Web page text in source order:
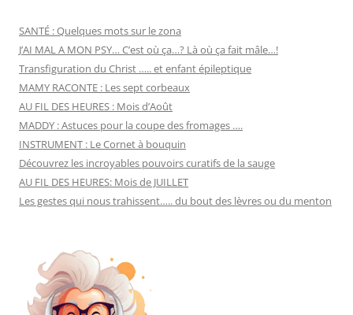
SANTÉ : Quelques mots sur le zona
J’AI MAL A MON PSY… C’est où ça…? Là où ça fait mâle…!
Transfiguration du Christ ….. et enfant épileptique
MAMY RACONTE : Les sept corbeaux
AU FIL DES HEURES : Mois d’Août
MADDY : Astuces pour la coupe des fromages ….
INSTRUMENT : Le Cornet à bouquin
Découvrez les incroyables pouvoirs curatifs de la sauge
AU FIL DES HEURES: Mois de JUILLET
Les gestes qui nous trahissent….. du bout des lèvres ou du menton